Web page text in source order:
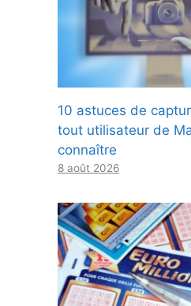
10 astuces de
tout utilisateur de
connaître
8 août 2026